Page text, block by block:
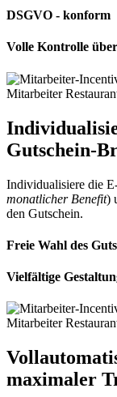
DSGVO - konform
Volle Kontrolle
Gutschein-
Individualisiere die
monatlicher Benefit)
den Gutschein.
Freie Wahl des
Vielfältige
maximaler